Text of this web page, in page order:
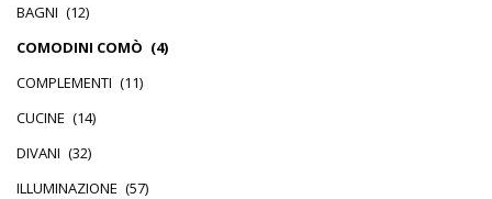
BAGNI (12)
COMODINI COMÒ (4)
COMPLEMENTI (11)
CUCINE (14)
DIVANI (32)
ILLUMINAZIONE (57)